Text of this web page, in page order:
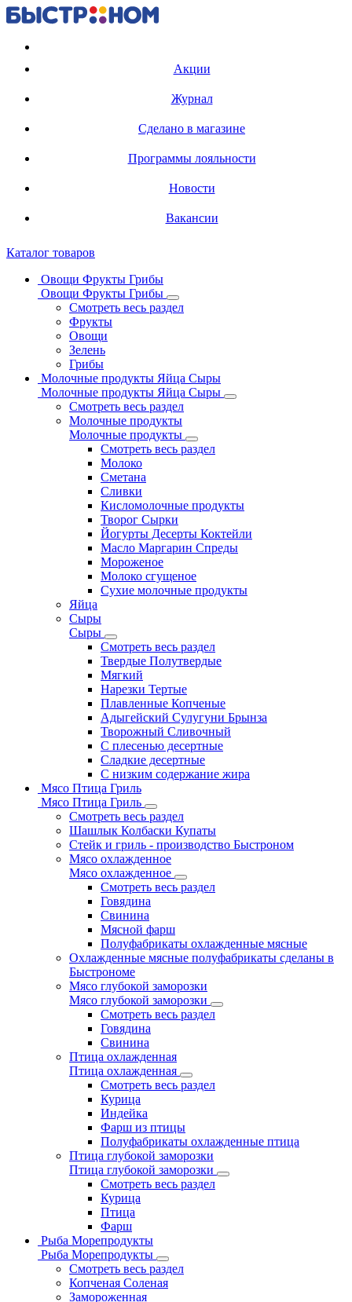
Акции
Журнал
Сделано в магазине
Программы лояльности
Новости
Вакансии
Каталог товаров
Овощи Фрукты Грибы
Овощи Фрукты Грибы
Смотреть весь раздел
Фрукты
Овощи
Зелень
Грибы
Молочные продукты Яйца Сыры
Молочные продукты Яйца Сыры
Смотреть весь раздел
Молочные продукты
Молочные продукты
Смотреть весь раздел
Молоко
Сметана
Сливки
Кисломолочные продукты
Творог Сырки
Йогурты Десерты Коктейли
Масло Маргарин Спреды
Мороженое
Молоко сгущеное
Сухие молочные продукты
Яйца
Сыры
Сыры
Смотреть весь раздел
Твердые Полутвердые
Мягкий
Нарезки Тертые
Плавленные Копченые
Адыгейский Сулугуни Брынза
Творожный Сливочный
С плесенью десертные
Сладкие десертные
С низким содержание жира
Мясо Птица Гриль
Мясо Птица Гриль
Смотреть весь раздел
Шашлык Колбаски Купаты
Стейк и гриль - производство Быстроном
Мясо охлажденное
Мясо охлажденное
Смотреть весь раздел
Говядина
Свинина
Мясной фарш
Полуфабрикаты охлажденные мясные
Охлажденные мясные полуфабрикаты сделаны в
Быстрономе
Мясо глубокой заморозки
Мясо глубокой заморозки
Смотреть весь раздел
Говядина
Свинина
Птица охлажденная
Птица охлажденная
Смотреть весь раздел
Курица
Индейка
Фарш из птицы
Полуфабрикаты охлажденные птица
Птица глубокой заморозки
Птица глубокой заморозки
Смотреть весь раздел
Курица
Птица
Фарш
Рыба Морепродукты
Рыба Морепродукты
Смотреть весь раздел
Копченая Соленая
Замороженная